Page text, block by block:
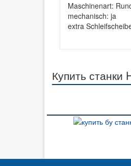
Maschinenart:
mechanisch: ja
extra
Купить станки